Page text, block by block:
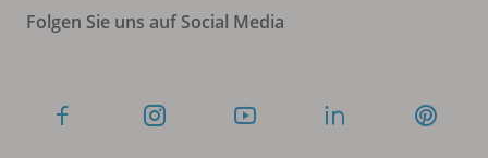
Folgen Sie uns auf Social Media